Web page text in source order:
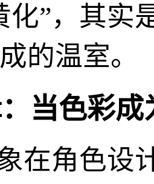
化”，其实
的温室。
当色彩
在角色设